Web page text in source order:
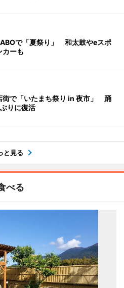
で「夏祭り」 和太鼓やeスポ
カーも
街で「いたまち祭り in 夜市」 踊
りに復活
と見る
べる